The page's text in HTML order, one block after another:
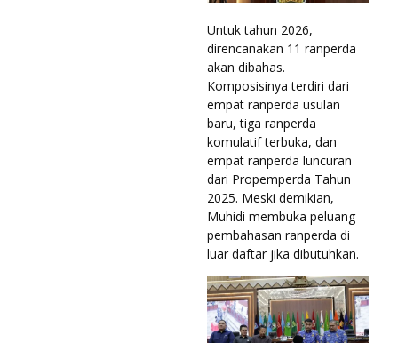
Untuk tahun 2026,
direncanakan 11 ranperda
akan dibahas.
Komposisinya terdiri dari
empat ranperda usulan
baru, tiga ranperda
komulatif terbuka, dan
empat ranperda luncuran
dari Propemperda Tahun
2025. Meski demikian,
Muhidi membuka peluang
pembahasan ranperda di
luar daftar jika dibutuhkan.